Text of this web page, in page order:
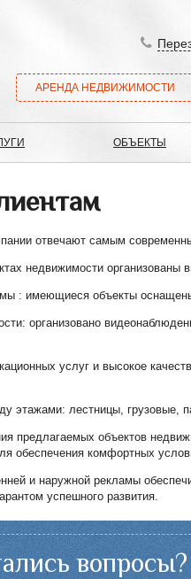
АРЕНДА НЕДВИЖИМОСТИ
ОБЪЕКТЫ
отвечают самым
недвижимости
: имеющиеся объекты
организовано
услуг и высокое
этажами: лестницы, грузовые,
предлагаемых объектов
обеспечения комфортных
и наружной рекламы
успешного развития.